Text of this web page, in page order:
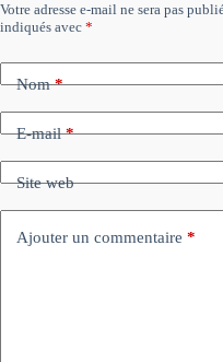
Votre adresse e-mail ne sera pas
indiqués avec *
Nom*
E-mail*
Site web
Ajouter un commentaire *